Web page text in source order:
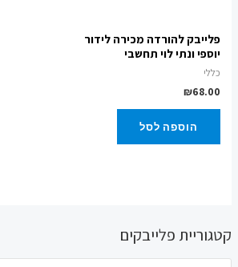
קטגוריית פלייבקים
פלייבק להורדה מכירה לידור
יוספי ונתי לוי תחשבי
כללי
₪68.00
הוספה לסל